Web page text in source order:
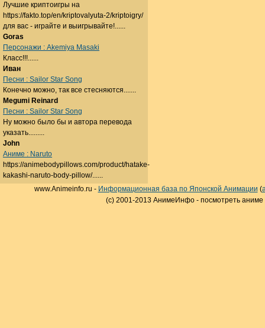
Лучшие криптоигры на
https://fakto.top/en/kriptovalyuta-2/kriptoigry/
для вас - играйте и выигрывайте!......
Goras
Персонажи : Akemiya Masaki
Класс!!!......
Иван
Песни : Sailor Star Song
Конечно можно, так все стесняются.......
Megumi Reinard
Песни : Sailor Star Song
Ну можно было бы и автора перевода
указать.........
John
Аниме : Naruto
https://animebodypillows.com/product/hatake-
kakashi-naruto-body-pillow/......
www.Animeinfo.ru - Информационная база по Японской Анимации (
(c) 2001-2013 АнимеИнфо - посмотреть аниме